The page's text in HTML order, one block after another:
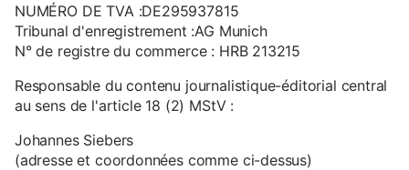
NUMÉRO DE TVA :DE295937815
Tribunal d'enregistrement :AG Munich
N° de registre du commerce : HRB 213215
Responsable du contenu journalistique-éditorial central
au sens de l'article 18 (2) MStV :
Johannes Siebers
(adresse et coordonnées comme ci-dessus)